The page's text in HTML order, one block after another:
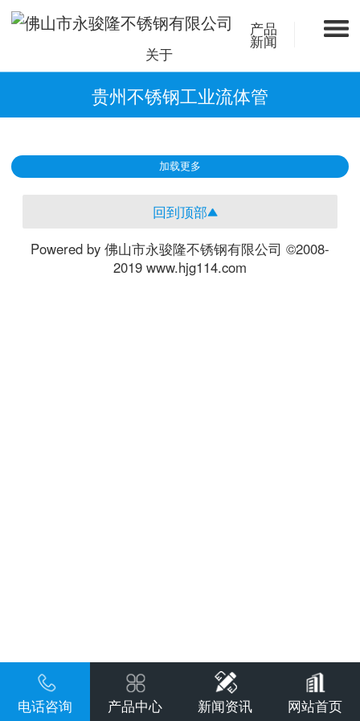
产品
新闻
关于
贵州不锈钢工业流体管
加载更多
回到顶部
Powered by 佛山市永骏隆不锈钢有限公司 ©2008-
2019 www.hjg114.com
电话咨询 产品中心 新闻资讯 网站首页